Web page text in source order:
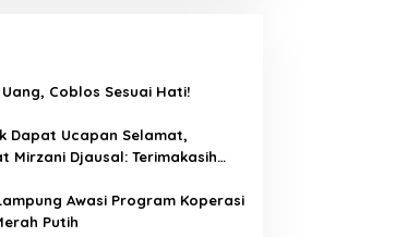
Coblos Sesuai Hati!
Dapat Ucapan Selamat,
Mirzani Djausal: Terimakasih
Awasi Program Koperasi
Putih